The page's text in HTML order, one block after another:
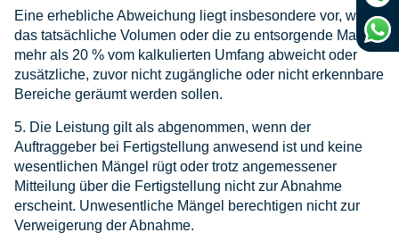
Eine erhebliche Abweichung liegt insbesondere vor, wenn
das tatsächliche Volumen oder die zu entsorgende Masse
mehr als 20 % vom kalkulierten Umfang abweicht oder
zusätzliche, zuvor nicht zugängliche oder nicht erkennbare
Bereiche geräumt werden sollen.
5. Die Leistung gilt als abgenommen, wenn der
Auftraggeber bei Fertigstellung anwesend ist und keine
wesentlichen Mängel rügt oder trotz angemessener
Mitteilung über die Fertigstellung nicht zur Abnahme
erscheint. Unwesentliche Mängel berechtigen nicht zur
Verweigerung der Abnahme.